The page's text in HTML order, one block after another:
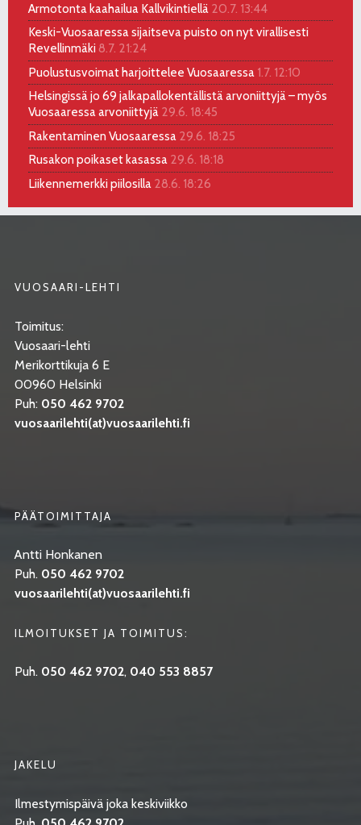
Armotonta kaahailua Kallvikintiellä 20.7. 13:44
Keski-Vuosaaressa sijaitseva puisto on nyt virallisesti
Revellinmäki 8.7. 21:24
Puolustusvoimat harjoittelee Vuosaaressa 1.7. 12:10
Helsingissä jo 69 jalkapallokentällistä arvoniittyjä – myös
Vuosaaressa arvoniittyjä 29.6. 18:45
Rakentaminen Vuosaaressa 29.6. 18:25
Rusakon poikaset kasassa 29.6. 18:18
Liikennemerkki piilosilla 28.6. 18:26
VUOSAARI-LEHTI
Toimitus:
Vuosaari-lehti
Merikorttikuja 6 E
00960 Helsinki
Puh: 050 462 9702
vuosaarilehti(at)vuosaarilehti.fi
PÄÄTOIMITTAJA
Antti Honkanen
Puh. 050 462 9702
vuosaarilehti(at)vuosaarilehti.fi
ILMOITUKSET JA TOIMITUS:
Puh. 050 462 9702, 040 553 8857
JAKELU
Ilmestymispäivä joka keskiviikko